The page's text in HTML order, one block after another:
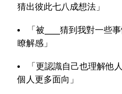
猜出彼此七八成想法」
「被____猜到我對一些
瞭解感」
「更認識自己也理解他
個人更多面向」